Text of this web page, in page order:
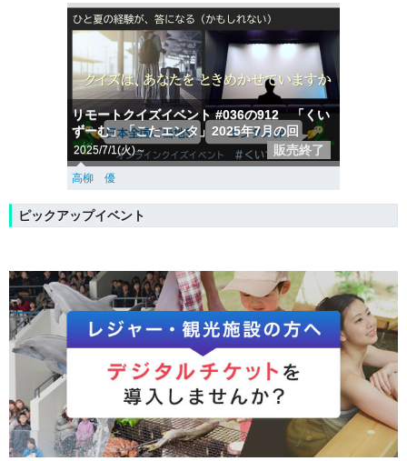
リモートクイズイベント #036の912 「くい
ずーむ」「こたエンタ」2025年7月の回
2025/7/1(火)～ 販売終了
高柳 優
ピックアップイベント